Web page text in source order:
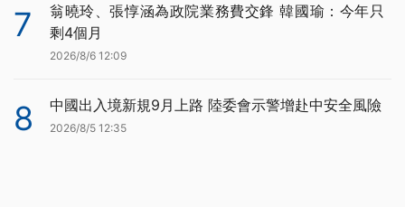
7
翁曉玲、張惇涵為政院業務費交鋒 韓國瑜：今年只
剩4個月
2026/8/6 12:09
8 中國出入境新規9月上路 陸委會示警增赴中安全風險
2026/8/5 12:35